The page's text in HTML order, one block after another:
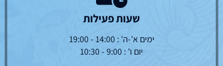
שעות פעילות
ימים א'-ה' : 14:00 - 19:00
יום ו' : 9:00 - 10:30